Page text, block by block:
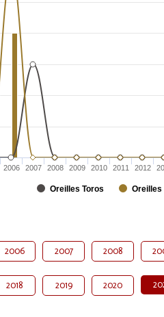
Oreilles Toros Oreilles
2006 2007 2008 2009 2010 2011 2012
2006 2007 2008
2018 2019 2020